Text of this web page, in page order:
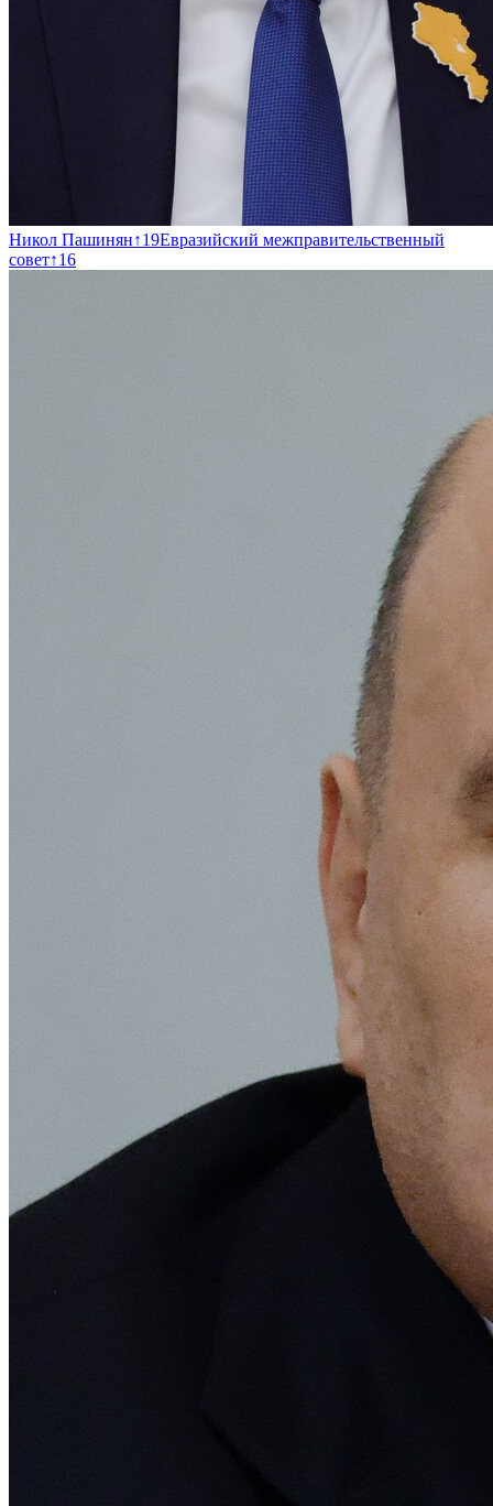
Никол Пашинян↑19Евразийский межправительственный
совет↑16